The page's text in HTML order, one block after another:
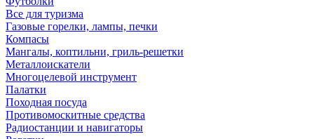
Все для туризма
Газовые горелки, лампы, печки
Компасы
Мангалы, коптильни, гриль-решетки
Металлоискатели
Многоцелевой инструмент
Палатки
Походная посуда
Противомоскитные средства
Радиостанции и навигаторы